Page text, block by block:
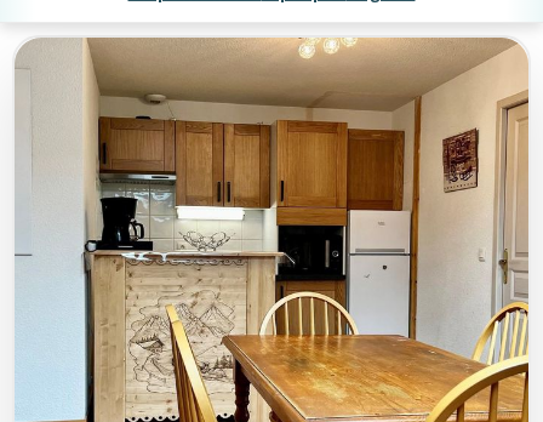
Restaurants
Activités
Services
Animations